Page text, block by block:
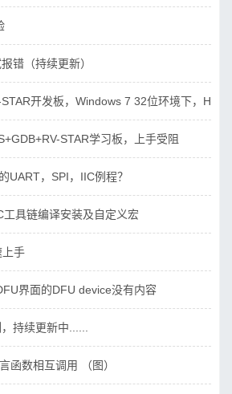
错（持续更新）
STAR开发板，Windows 7 32位环境下，
STAR学习板，上手受阻
UART，SPI，IIC例程？
工具链编译安装及自定义宏
上手
界面的DFU device没有内容
持续更新中......
函数相互调用 （图）